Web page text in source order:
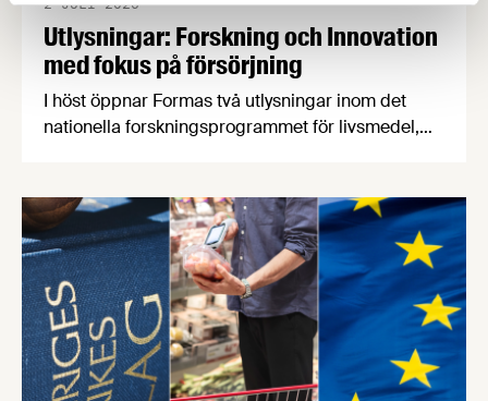
Utlysningar: Forskning och Innovation
med fokus på försörjning
2 JULI 2026
I höst öppnar Formas två utlysningar inom det
nationella forskningsprogrammet för livsmedel,
en motståndskraftig livsmedelsförsörjning", och
båda syftar till att bana väg för innovationer som
stärker Sveriges livsmedelsförsörjning.